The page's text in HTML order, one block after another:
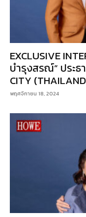
EXCLUSIVE
บำรุงสรณ์” ประธ
CITY
พฤศจิกายน 18, 2024